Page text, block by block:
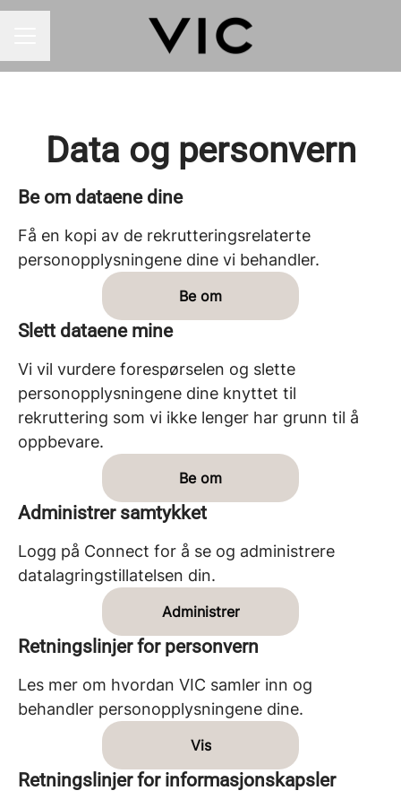
Data og personvern
Be om dataene dine
Få en kopi av de rekrutteringsrelaterte
personopplysningene dine vi behandler.
Be om
Slett dataene mine
Vi vil vurdere forespørselen og slette
personopplysningene dine knyttet til
rekruttering som vi ikke lenger har grunn til å
oppbevare.
Be om
Administrer samtykket
Logg på Connect for å se og administrere
datalagringstillatelsen din.
Administrer
Retningslinjer for personvern
Les mer om hvordan VIC samler inn og
behandler personopplysningene dine.
Vis
Retningslinjer for informasjonskapsler